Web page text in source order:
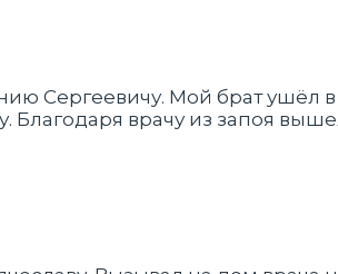
Сергеевичу. Мой брат ушёл
Благодаря врачу из запоя